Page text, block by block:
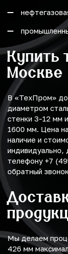
Купить
Москве
В «ТехПром»
диаметром
стенки 3-12 мм
1600 мм. Цена
наличие и
индивидуально,
телефону +7
обратный
Мы делаем
426 мм